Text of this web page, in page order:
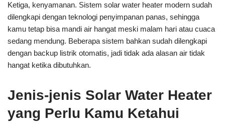
Ketiga, kenyamanan. Sistem solar water heater modern sudah
dilengkapi dengan teknologi penyimpanan panas, sehingga
kamu tetap bisa mandi air hangat meski malam hari atau cuaca
sedang mendung. Beberapa sistem bahkan sudah dilengkapi
dengan backup listrik otomatis, jadi tidak ada alasan air tidak
hangat ketika dibutuhkan.
Jenis-jenis Solar Water Heater
yang Perlu Kamu Ketahui